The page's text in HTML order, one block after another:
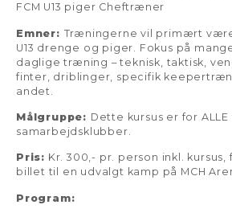
FCM U13 piger Cheftræner
Emner: Træningerne vil primært
U13 drenge og piger. Fokus på
daglige træning – teknisk, taktisk,
finter, driblinger, specifik
andet.
Målgruppe: Dette kursus er for
samarbejdsklubber.
Pris: Kr. 300,- pr. person inkl.
billet til en udvalgt kamp på MCH
Program: